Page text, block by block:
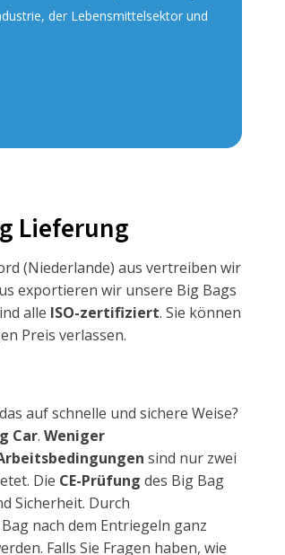
der Lebensmittelsektor und
Lieferung
(Niederlande) aus vertreiben wir
exportieren wir unsere Big Bags
alle ISO-zertifiziert. Sie können
Preis verlassen.
auf schnelle und sichere Weise?
Car. Weniger
sind nur zwei
Die CE-Prüfung des Big Bag
Sicherheit. Durch
nach dem Entriegeln ganz
Falls Sie Fragen haben, wie